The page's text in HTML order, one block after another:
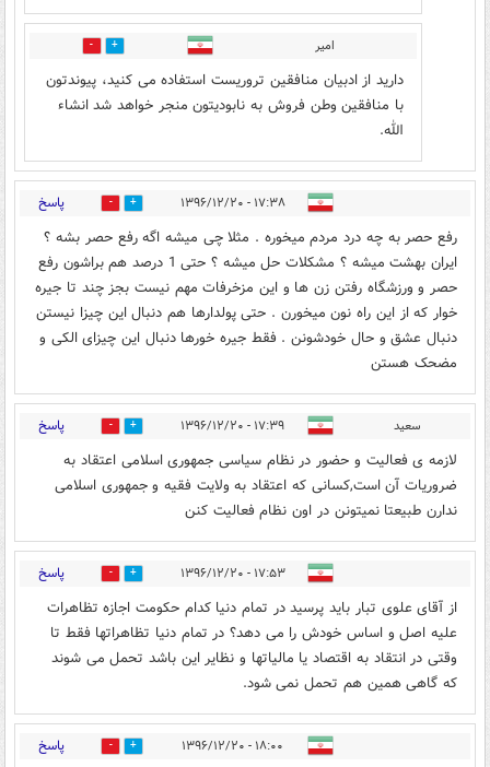
امیر 4
دارید از ادبیان منافقین تروریست استفاده می کنید، پیوندتون
با منافقین وطن فروش به نابودیتون منجر خواهد شد انشاء
الله.
۱۷:۳۸ - ۱۳۹۶/۱۲/۲۰ 24 پاسخ
رفع حصر به چه درد مردم میخوره . مثلا چی میشه اگه رفع حصر بشه ؟
ایران بهشت میشه ؟ مشکلات حل میشه ؟ حتی 1 درصد هم براشون رفع
حصر و ورزشگاه رفتن زن ها و این مزخرفات مهم نیست بجز چند تا جیره
خوار که از این راه نون میخورن . حتی پولدارها هم دنبال این چیزا نیستن
دنبال عشق و حال خودشونن . فقط جیره خورها دنبال این چیزای الکی و
مضحک هستن
سعید ۱۷:۳۹ - ۱۳۹۶/۱۲/۲۰ 13 پاسخ
لازمه ی فعالیت و حضور در نظام سیاسی جمهوری اسلامی اعتقاد به
ضروریات آن است,کسانی که اعتقاد به ولایت فقیه و جمهوری اسلامی
ندارن طبیعتا نمیتونن در اون نظام فعالیت کنن
۱۷:۵۳ - ۱۳۹۶/۱۲/۲۰ 23 پاسخ
از آقای علوی تبار باید پرسید در تمام دنیا کدام حکومت اجازه تظاهرات
علیه اصل و اساس خودش را می دهد؟ در تمام دنیا تظاهراتها فقط تا
وقتی در انتقاد به اقتصاد یا مالیاتها و نظایر این باشد تحمل می شوند
که گاهی همین هم تحمل نمی شود.
۱۸:۰۰ - ۱۳۹۶/۱۲/۲۰ 17 پاسخ